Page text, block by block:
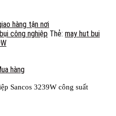
hàng tận nơi
công nghiệp Thẻ: may hut bui
hàng
Sancos 3239W công suất